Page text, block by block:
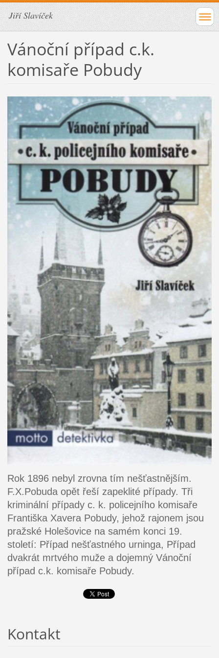
Jiří Slavíček
Vánoční případ c.k.
komisaře Pobudy
Rok 1896 nebyl zrovna tím nešťastnějším.
F.X.Pobuda opět řeší zapeklité případy. Tři
kriminální případy c. k. policejního komisaře
Františka Xavera Pobudy, jehož rajonem jsou
pražské Holešovice na samém konci 19.
století: Případ nešťastného urninga, Případ
dvakrát mrtvého muže a dojemný Vánoční
případ c.k. komisaře Pobudy.
Kontakt